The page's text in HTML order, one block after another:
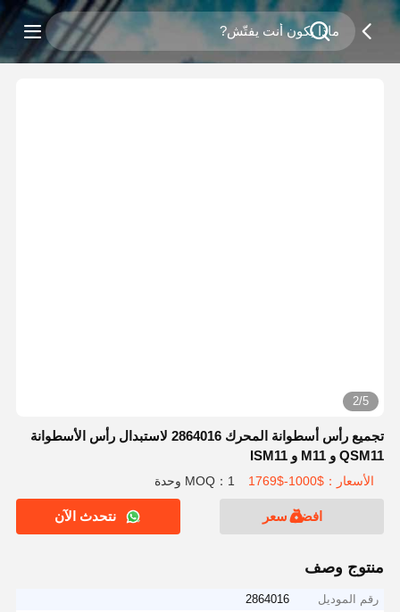
2/5
تجميع رأس أسطوانة المحرك 2864016 لاستبدال رأس الأسطوانة
QSM11 و M11 و ISM11
الأسعار：$1000-$1769 MOQ：1 وحدة
افضل سعر نتحدث الآن
منتوج وصف
رقم الموديل
2864016